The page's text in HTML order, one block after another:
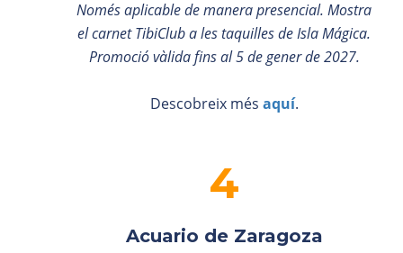
Només aplicable de manera presencial. Mostra
el carnet TibiClub a les taquilles de Isla Mágica.
Promoció vàlida fins al 5 de gener de 2027.
Descobreix més aquí.
Acuario de Zaragoza